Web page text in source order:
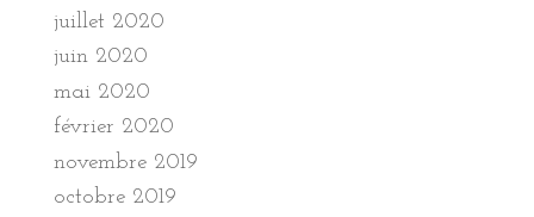
juillet 2020
juin 2020
mai 2020
février 2020
novembre 2019
octobre 2019